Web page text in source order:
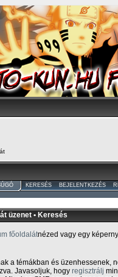
KERESÉS BEJELENTKEZÉS
üzenet• Keresés
főoldalátnézed vagy egy
a témákban és üzenhessenek,
Javasoljuk, hogy regisztrálj